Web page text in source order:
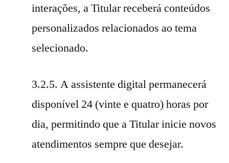
interações, a Titular receberá conteúdos
personalizados relacionados ao tema
selecionado.
3.2.5. A assistente digital permanecerá
disponível 24 (vinte e quatro) horas por
dia, permitindo que a Titular inicie novos
atendimentos sempre que desejar.